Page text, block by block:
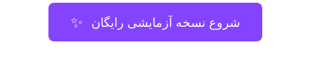
✨ شروع نسخه آزمایشی رایگان